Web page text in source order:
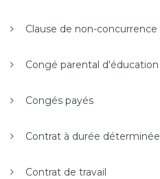
Clause de non-concurrence
Congé parental d'éducation
Congés payés
Contrat à durée déterminée
Contrat de travail